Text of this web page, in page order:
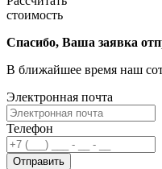
стоимость
Спасибо, Ваша заявка
В ближайшее время наш
Электронная почта
Телефон
Отправить